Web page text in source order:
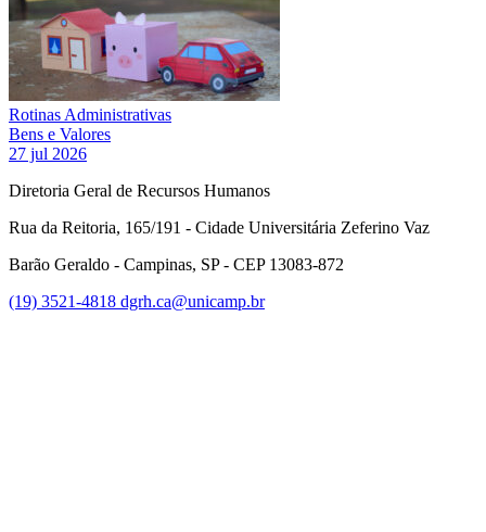
Rotinas Administrativas
Bens e Valores
27 jul 2026
Diretoria Geral de Recursos Humanos
Rua da Reitoria, 165/191 - Cidade Universitária Zeferino Vaz
Barão Geraldo - Campinas, SP - CEP 13083-872
(19) 3521-4818 dgrh.ca@unicamp.br